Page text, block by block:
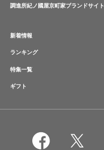
調進所紀ノ國屋京町家ブランドサイト
新着情報
ランキング
特集一覧
ギフト